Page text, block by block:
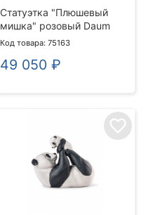
Статуэтка "Плюшевый
мишка" розовый Daum
Код товара: 75163
49 050 ₽
favorite_border